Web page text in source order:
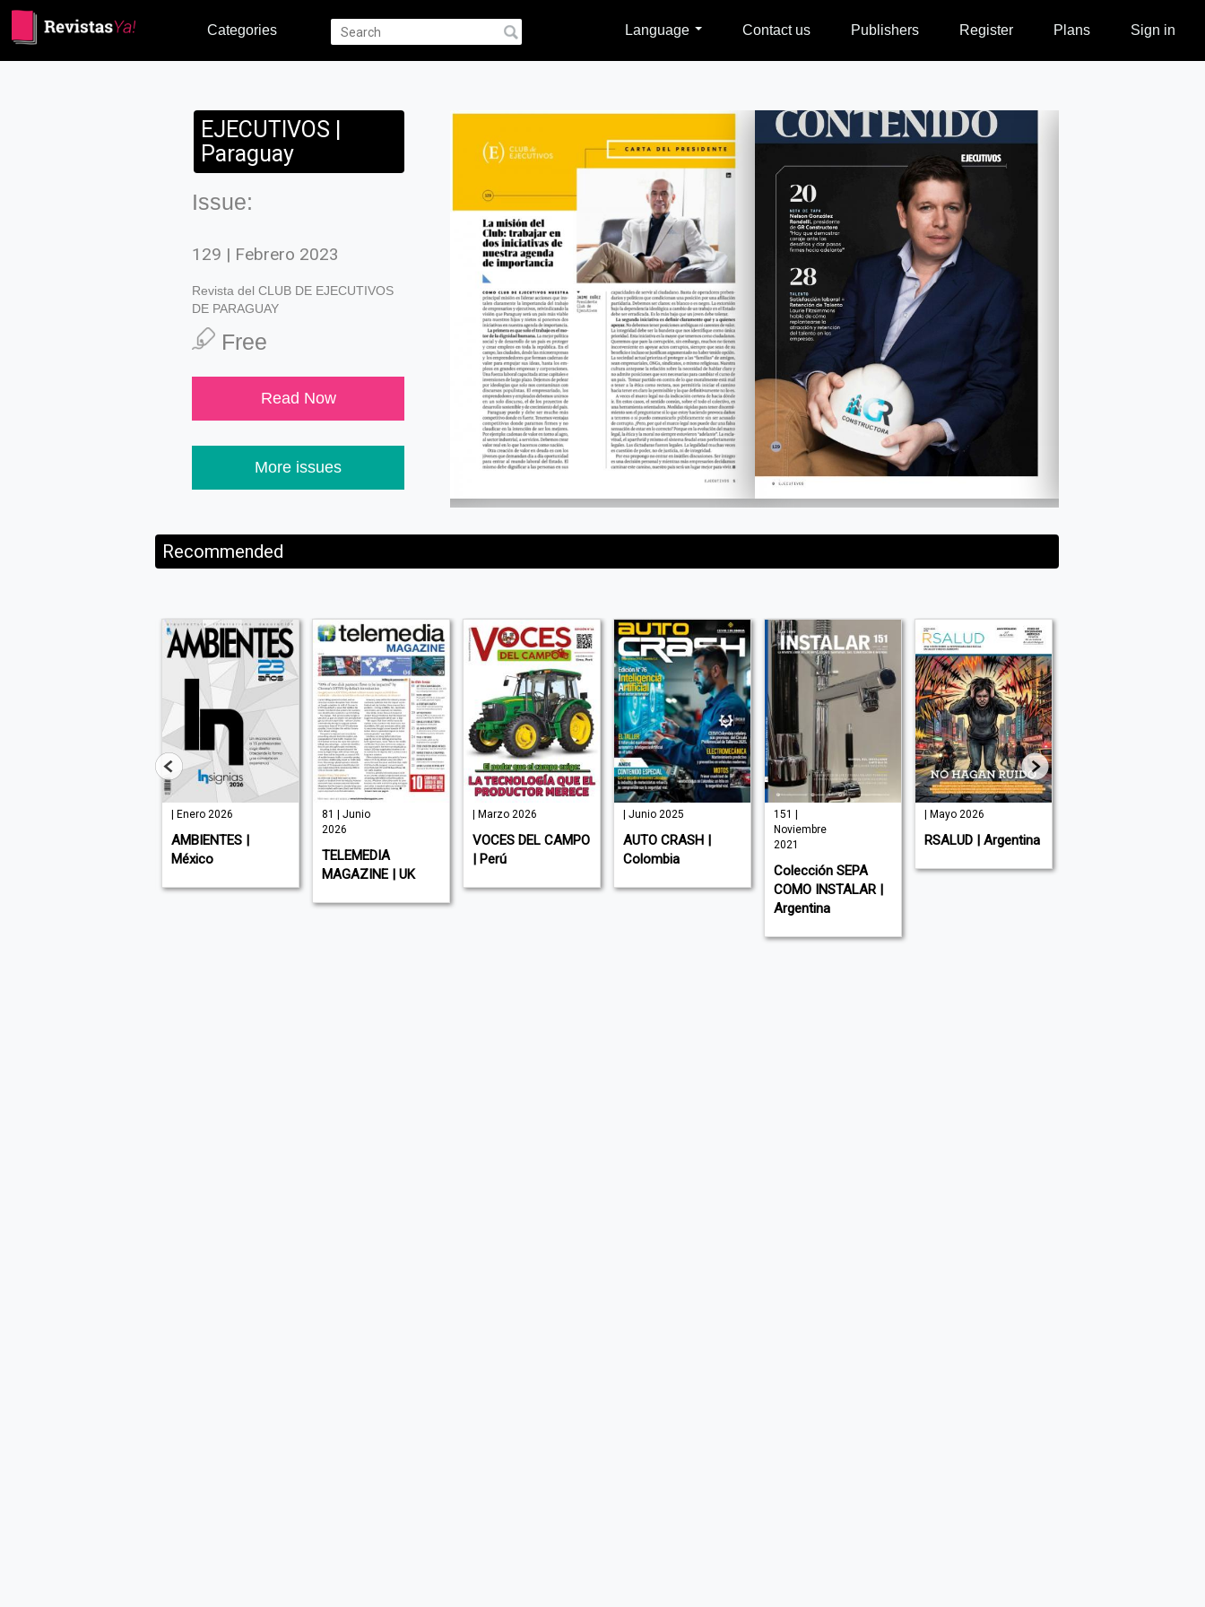
Categories Language Contact us Publishers Register Plans Sign in
EJECUTIVOS |
Paraguay
Issue:
129 | Febrero 2023
Revista del CLUB DE EJECUTIVOS
DE PARAGUAY
Free
Read Now
More issues
Recommended
| Enero 2026
AMBIENTES |
México
81 | Junio
2026
TELEMEDIA
MAGAZINE | UK
| Marzo 2026
VOCES DEL CAMPO
| Perú
| Junio 2025
AUTO CRASH |
Colombia
151 |
Noviembre
2021
Colección SEPA
COMO INSTALAR |
Argentina
| Mayo 2026
RSALUD | Argentina